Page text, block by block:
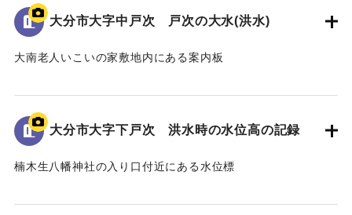
翌日の昼頃には水が引いていた。
大分市大字中戸次 戸次の大水(洪水)
大南老人いこいの家敷地内にある案内板
の詳細が示されている。水位は現在の地面より2.2ｍ。
倒壊家屋30戸、死者11名を出す大惨事であった。
地域住民の交流の場に設置されており、過去の災害について
大分市大字下戸次 洪水時の水位高の記録
楠木生八幡神社の入り口付近にある水位標
録されている。水位は標高14.307ｍに到達した。